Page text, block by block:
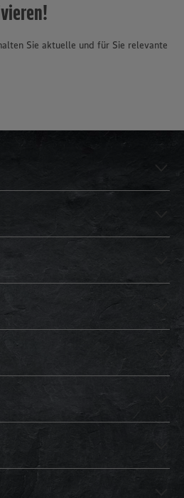
Sie aktuelle und für Sie relevante